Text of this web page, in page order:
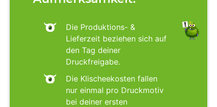
Die Produktions- &
Lieferzeit beziehen sich auf
den Tag deiner
Druckfreigabe.
Die Klischeekosten fallen
nur einmal pro Druckmotiv
bei deiner ersten